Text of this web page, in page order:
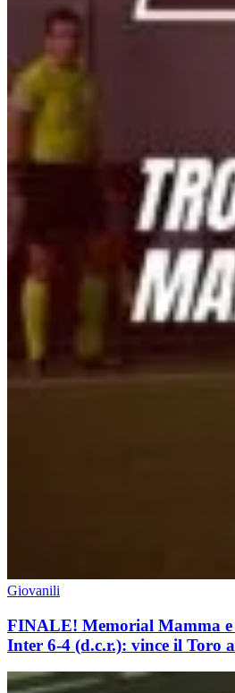
Giovanili
FINALE! Memorial Mamma
Inter 6-4 (d.c.r.): vince il Toro